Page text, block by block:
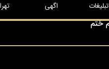
تبلیغات اگهی